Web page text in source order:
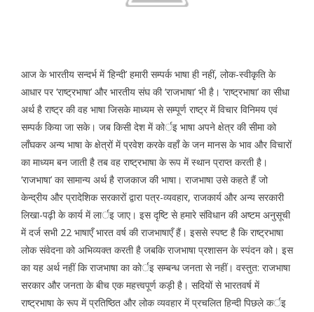
आज के भारतीय सन्दर्भ में ‘हिन्दी’ हमारी सम्पर्क भाषा ही नहीं, लोक-स्वीकृति के
आधार पर ‘राष्ट्रभाषा’ और भारतीय संघ की ‘राजभाषा’ भी है। ‘राष्ट्रभाषा’ का सीधा
अर्थ है राष्ट्र की वह भाषा जिसके माध्यम से सम्पूर्ण राष्ट्र में विचार विनिमय एवं
सम्पर्क किया जा सके। जब किसी देश में कोर्इ भाषा अपने क्षेत्र की सीमा को
लाँघकर अन्य भाषा के क्षेत्रों में प्रवेश करके वहाँ के जन मानस के भाव और विचारों
का माध्यम बन जाती है तब वह राष्ट्रभाषा के रूप में स्थान प्राप्त करती है।
‘राजभाषा’ का सामान्य अर्थ है राजकाज की भाषा। राजभाषा उसे कहते हैं जो
केन्द्रीय और प्रादेशिक सरकारों द्वारा पत्र-व्यवहार, राजकार्य और अन्य सरकारी
लिखा-पढ़ी के कार्य में लार्इ जाए। इस दृष्टि से हमारे संविधान की अष्टम अनुसूची
में दर्ज सभी 22 भाषाएँ भारत वर्ष की राजभाषाएँ हैं। इससे स्पष्ट है कि राष्ट्रभाषा
लोक संवेदना को अभिव्यक्त करती है जबकि राजभाषा प्रशासन के स्पंदन को। इस
का यह अर्थ नहीं कि राजभाषा का कोर्इ सम्बन्ध जनता से नहीं। वस्तुत: राजभाषा
सरकार और जनता के बीच एक महत्त्वपूर्ण कड़ी है। सदियों से भारतवर्ष में
राष्ट्रभाषा के रूप में प्रतिष्ठित और लोक व्यवहार में प्रचलित हिन्दी पिछले कर्इ